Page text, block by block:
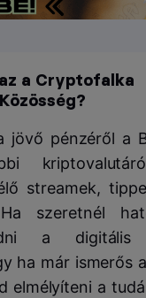
a Cryptofalka
jövő pénzéről a
streamek,
szeretnél
a digitális
ha már ismerős
elmélyíteni a